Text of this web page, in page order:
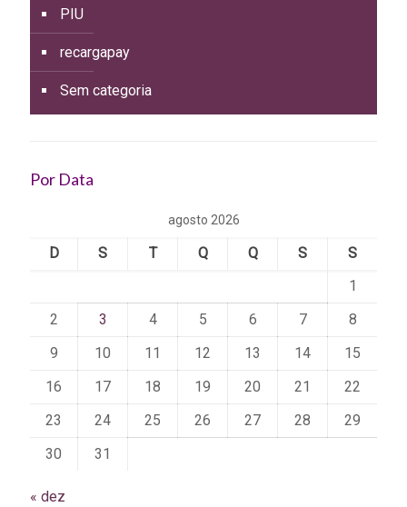
PIU
recargapay
Sem categoria
Por Data
agosto 2026
D S T Q Q S
S
1
2
3 4 5 6 7
8
9
10 11 12 13 14
15
16
17 18 19 20 21
22
23
24 25 26 27 28
29
30
31
« dez